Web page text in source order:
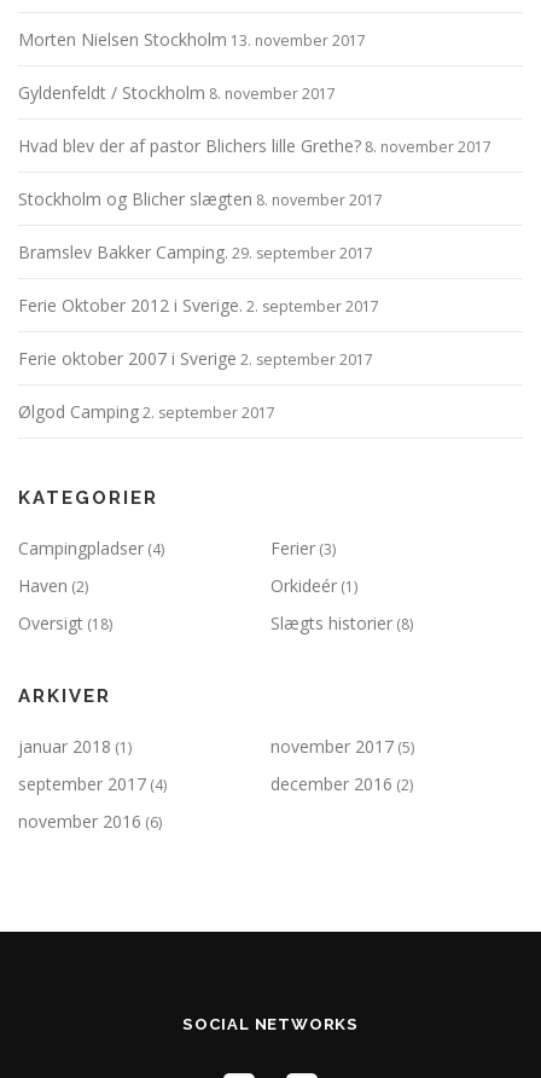
Morten Nielsen Stockholm 13. november 2017
Gyldenfeldt / Stockholm 8. november 2017
Hvad blev der af pastor Blichers lille Grethe? 8. november 2017
Stockholm og Blicher slægten 8. november 2017
Bramslev Bakker Camping. 29. september 2017
Ferie Oktober 2012 i Sverige. 2. september 2017
Ferie oktober 2007 i Sverige 2. september 2017
Ølgod Camping2. september 2017
KATEGORIER
Campingpladser (4) Ferier (3)
Haven (2) Orkideér (1)
Oversigt (18) Slægts historier (8)
ARKIVER
januar 2018 (1) november 2017 (5)
september 2017 (4) december 2016 (2)
november 2016 (6)
SOCIAL NETWORKS